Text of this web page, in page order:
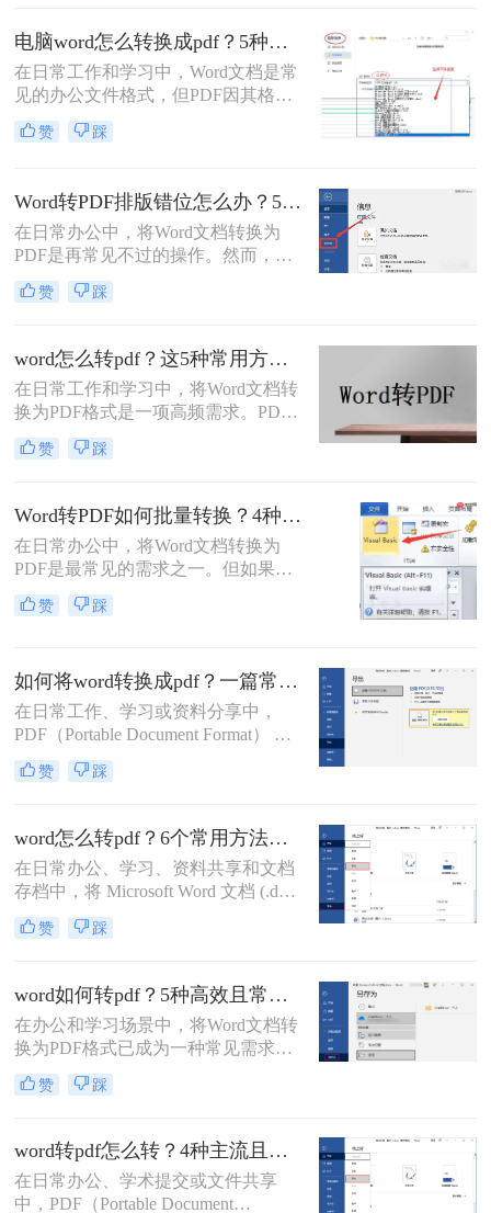
辑工具，将其创作的文档转换为PDF
是一项高频且关键的操作。尽管操作
看似简单，但不同的转换方法在效
果、效率和应用场景上却大相径庭。
那么word怎么转pdf呢？
电脑word怎么转换成pdf？5种详细方法全解析！
在日常工作和学习中，Word文档是常
见的办公文件格式，但PDF因其格式
固定、兼容性好、安全性高等特点，
成为跨平台共享和打印的首选。那么
为PDF的方法，帮助您根据需求选择
最合适的方案。
赞 踩
Word转PDF排版错位怎么办？5种有效方法彻底解决排版错位问题！
在日常办公中，将Word文档转换为
PDF是再常见不过的操作。然而，很
多用户都遇到过这样的困扰：明明在
Word里排版整齐的文档，转成PDF后
偏、页码丢失等问题。尤其是在提交
重要报告、学术论文或投标文件时，
排版错位不仅影响美观，更可能让专
业形象大打折扣。那么word转pdf排版
错位怎么办？本文结合多年办公实战
经验，整理出5种经过验证的有效方
赞 踩
word怎么转pdf？这5种常用方法了解一下！
在日常工作和学习中，将Word文档转
换为PDF格式是一项高频需求。PDF
格式以其格式固定、兼容性强的特
点，成为文件共享和打印的首选。那
Word转PDF的常用方法，帮助您高效
完成转换任务。
赞 踩
Word转PDF如何批量转换？4种高效方法详解！
在日常办公中，将Word文档转换为
PDF是最常见的需求之一。但如果你
手头有几十个甚至上百个Word文件需
要逐一转换，手动操作无疑会消耗大
高效方法，涵盖办公软件自带功能、
专业转换工具、在线服务以及编程脚
本。每个方法都包含完整操作步骤、
实际需求选择最合适的方案。
赞 踩
如何将word转换成pdf？一篇常用方法详解！
在日常工作、学习或资料分享中，
PDF（Portable Document Format） 因
其格式固定、兼容性强、易于打印和
加密等优点，成为文件传输和存档的
或 .doc） 则是我们编辑文档的主要工
具。将 Word 转换成 PDF 是一项非常
高频且实用的操作。那么如何将word
转换成pdf呢？本文将详细介绍几种主
流、安全且高效的转换方法。
赞 踩
word怎么转pdf？6个常用方法详解！
在日常办公、学习、资料共享和文档
存档中，将 Microsoft Word 文档 (.doc,
.docx) 转换为 PDF (Portable Document
Format) 格式是一项非常普遍且重要的
强、排版固定、易于打印、文件大小
相对可控以及良好的安全性而广受欢
迎。那么word怎么转pdf呢？本文将详
细介绍几种最常用、最便捷的 Word
转 PDF 方法，帮助你轻松应对各种转
换场景。
赞 踩
word如何转pdf？5种高效且常用方法详解！
在办公和学习场景中，将Word文档转
换为PDF格式已成为一种常见需求。
PDF格式因其兼容性强、排版稳定、
安全性高等特点，能够有效避免因设
错乱问题。那么word如何转pdf呢？本
文将详细介绍5种高效且常用的Word
转PDF方法，帮助用户根据实际需求
选择最合适的方式。
赞 踩
word转pdf怎么转？4种主流且高效方法详解！
在日常办公、学术提交或文件共享
中，PDF（Portable Document